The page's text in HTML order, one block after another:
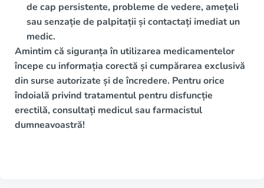
de cap persistente, probleme de vedere, amețeli
sau senzație de palpitații și contactați imediat un
medic.
Amintim că siguranța în utilizarea medicamentelor
începe cu informația corectă și cumpărarea exclusivă
din surse autorizate și de încredere. Pentru orice
îndoială privind tratamentul pentru disfuncție
erectilă, consultați medicul sau farmacistul
dumneavoastră!